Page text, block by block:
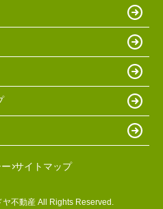
サイトマップ
不動産 All Rights Reserved.